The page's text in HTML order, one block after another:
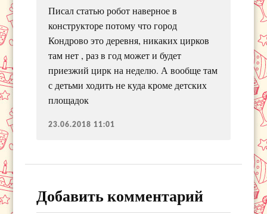
Писал статью робот наверное в
конструкторе потому что город
Кондрово это деревня, никаких цирков
там нет , раз в год может и будет
приезжий цирк на неделю. А вообще там
с детьми ходить не куда кроме детских
площадок
23.06.2018 11:01
Добавить комментарий